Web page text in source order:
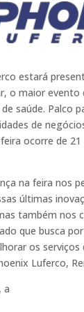
estará
o maior evento
saúde. Palco
de
ocorre de 21
na feira nos
últimas
também nos
que busca
os serviços
Luferco,
a